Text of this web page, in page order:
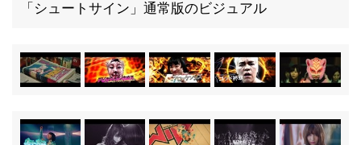
「シュートサイン」通常版のビジュアル